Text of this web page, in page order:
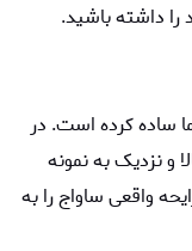
داشته باشید.
ساده کرده است. در
و نزدیک به نمونه
واقعی ساواج را به